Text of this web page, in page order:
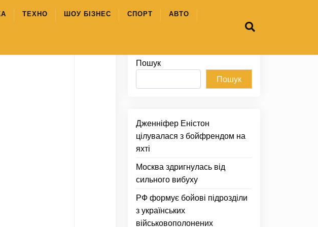
ТЕХНО ШОУ БІЗНЕС СПОРТ АВТО
Пошук
Пошук
Дженніфер Еністон
цілувалася з бойфрендом на
яхті
Москва здригнулась від
сильного вибуху
РФ формує бойові підрозділи
з українських
військовополонених